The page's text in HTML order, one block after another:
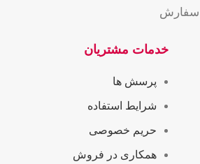
سفارش
خدمات مشتریان
پرسش ها
شرایط استفاده
حریم خصوصی
همکاری در فروش